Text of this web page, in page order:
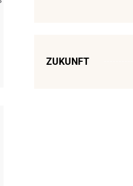
ZUKUNFT